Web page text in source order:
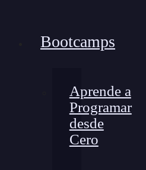
Bootcamps
Aprende a
Programar
desde
Cero